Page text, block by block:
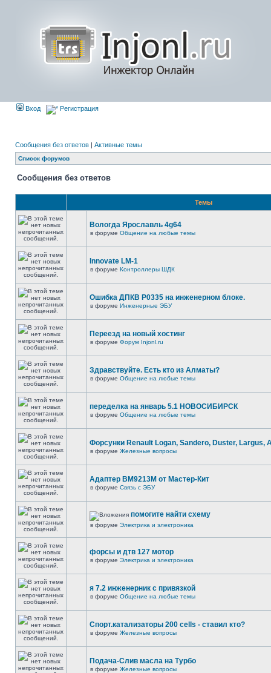
Вход Регистрация
Сообщения без ответов | Активные темы
Список форумов
Сообщения без ответов
Темы
Вологда Ярославль 4g64
в форуме Общение на любые темы
Innovate LM-1
в форуме Контроллеры ШДК
Ошибка ДПКВ Р0335 на инженерном блоке.
в форуме Инженерные ЭБУ
Переезд на новый хостинг
в форуме Форум Injonl.ru
Здравствуйте. Есть кто из Алматы?
в форуме Общение на любые темы
переделка на январь 5.1 НОВОСИБИРСК
в форуме Общение на любые темы
Форсунки Renault Logan, Sandero, Duster, Largus,
в форуме Железные вопросы
Адаптер BM9213M от Мастер-Кит
в форуме Связь с ЭБУ
помогите найти схему
в форуме Электрика и электроника
форсы и дтв 127 мотор
в форуме Электрика и электроника
я 7.2 инженерник с привязкой
в форуме Общение на любые темы
Спорт.катализаторы 200 cells - ставил кто?
в форуме Железные вопросы
Подача-Слив масла на Турбо
в форуме Железные вопросы